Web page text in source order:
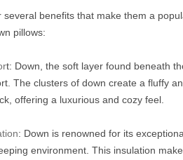
several benefits that make them a
pillows:
t: Down, the soft layer found beneath
The clusters of down create a fluffy
offering a luxurious and cozy feel.
: Down is renowned for its
environment. This insulation